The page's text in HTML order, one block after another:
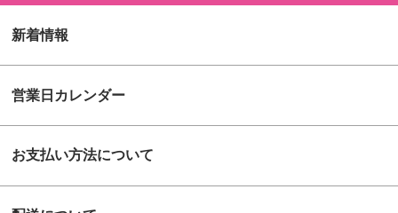
新着情報
営業日カレンダー
お支払い方法について